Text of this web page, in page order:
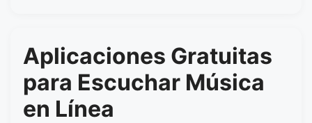
Aplicaciones Gratuitas
para Escuchar Música
en Línea